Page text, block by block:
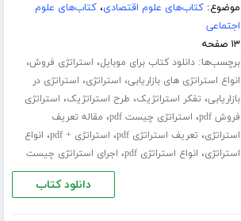
موضوع:کتاب‌های علوم اقتصادی،کتاب‌های علوم
اجتماعی
۱۳ صفحه
برچسب‌ها:دانلود کتاب برای موبایل، استراتژی فروش،
انواع استراتژی های بازاریابی، استراتژی، استراتژی در
بازاریابی، تفکر استراتژیک، طرح استراتژیک، استراتژی
فروش pdf
، استراتژی چیست pdf ، مقاله تعریف
استراتژی، تعریف استراتژی pdf ، استراتژی + pdf ، انواع
استراتژی، انواع استراتژی pdf ، اجرای استراتژی چیست
دانلود کتاب